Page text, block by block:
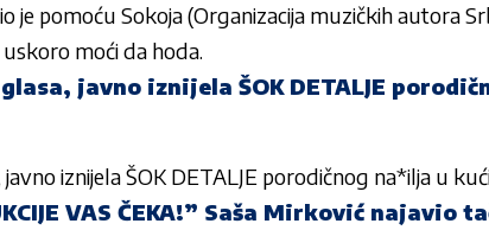
je pomoću Sokoja (Organizacija muzičkih autora
moći da hoda.
javno iznijela ŠOK DETALJE
iznijela ŠOK DETALJE porodičnog na*ilja u
VAS ČEKA!” Saša Mirković najavio